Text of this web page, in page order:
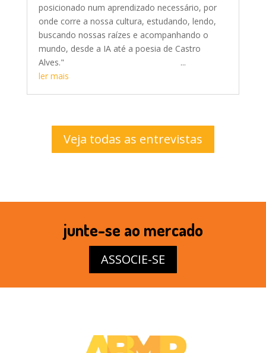
posicionado num aprendizado necessário, por
onde corre a nossa cultura, estudando, lendo,
buscando nossas raízes e acompanhando o
mundo, desde a IA até a poesia de Castro
Alves." ...
ler mais
Veja todas as entrevistas
junte-se ao mercado
ASSOCIE-SE